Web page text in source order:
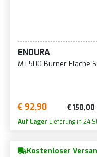
ENDURA
MT500 Burner Flache
€ 92,90 € 150,00
Auf Lager Lieferung in 24
Kostenloser